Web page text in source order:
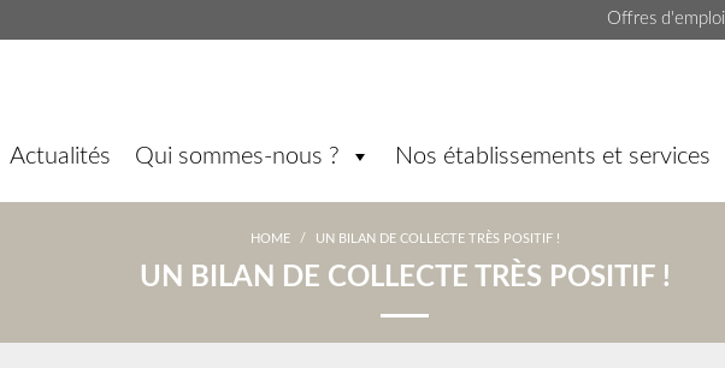
Offres d'emploi
Actualités Qui sommes-nous ? Nos établissements et services
HOME / UN BILAN DE COLLECTE TRÈS POSITIF !
UN BILAN DE COLLECTE TRÈS POSITIF !